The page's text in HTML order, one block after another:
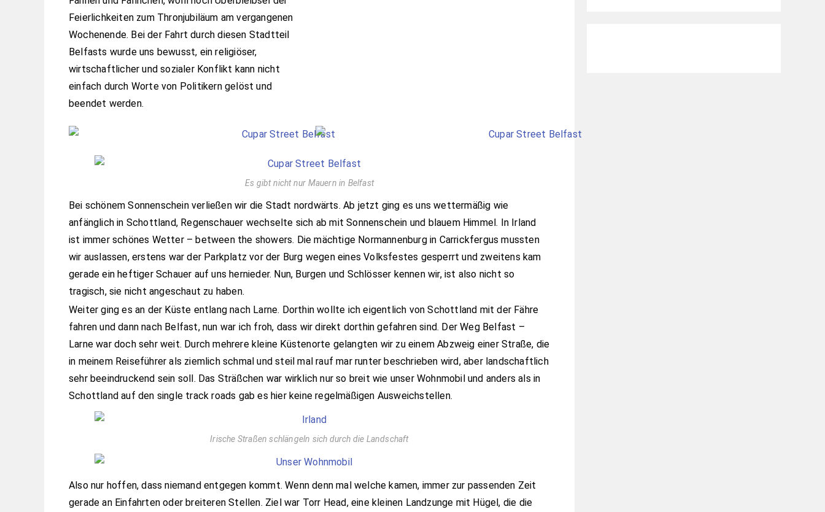
Feierlichkeiten zum Thronjubiläum am vergangenen
Wochenende. Bei der Fahrt durch diesen Stadtteil
Belfasts wurde uns bewusst, ein religiöser,
wirtschaftlicher und sozialer Konflikt kann nicht
einfach durch Worte von Politikern gelöst und
beendet werden.
Es gibt nicht nur Mauern in Belfast
Bei schönem Sonnenschein verließen wir die Stadt nordwärts. Ab jetzt ging es uns wettermäßig wie
anfänglich in Schottland, Regenschauer wechselte sich ab mit Sonnenschein und blauem Himmel. In Irland
ist immer schönes Wetter – between the showers. Die mächtige Normannenburg in Carrickfergus mussten
wir auslassen, erstens war der Parkplatz vor der Burg wegen eines Volksfestes gesperrt und zweitens kam
gerade ein heftiger Schauer auf uns hernieder. Nun, Burgen und Schlösser kennen wir, ist also nicht so
tragisch, sie nicht angeschaut zu haben.
Weiter ging es an der Küste entlang nach Larne. Dorthin wollte ich eigentlich von Schottland mit der Fähre
fahren und dann nach Belfast, nun war ich froh, dass wir direkt dorthin gefahren sind. Der Weg Belfast –
Larne war doch sehr weit. Durch mehrere kleine Küstenorte gelangten wir zu einem Abzweig einer Straße, die
in meinem Reiseführer als ziemlich schmal und steil mal rauf mar runter beschrieben wird, aber landschaftlich
sehr beeindruckend sein soll. Das Sträßchen war wirklich nur so breit wie unser Wohnmobil und anders als in
Schottland auf den single track roads gab es hier keine regelmäßigen Ausweichstellen.
Irische Straßen schlängeln sich durch die Landschaft
Also nur hoffen, dass niemand entgegen kommt. Wenn denn mal welche kamen, immer zur passenden Zeit
gerade an Einfahrten oder breiteren Stellen. Ziel war Torr Head, eine kleinen Landzunge mit Hügel, die die